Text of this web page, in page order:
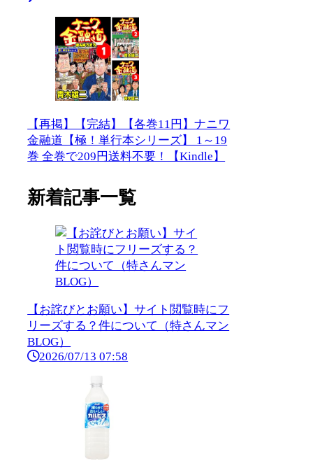
【再掲】【完結】【各巻11円】ナニワ
金融道【極！単行本シリーズ】 1～19
巻 全巻で209円送料不要！【Kindle】
新着記事一覧
【お詫びとお願い】サイト閲覧時にフ
リーズする？件について（特さんマン
BLOG）
2026/07/13 07:58